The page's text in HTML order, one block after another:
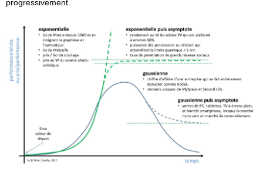
progressivement.